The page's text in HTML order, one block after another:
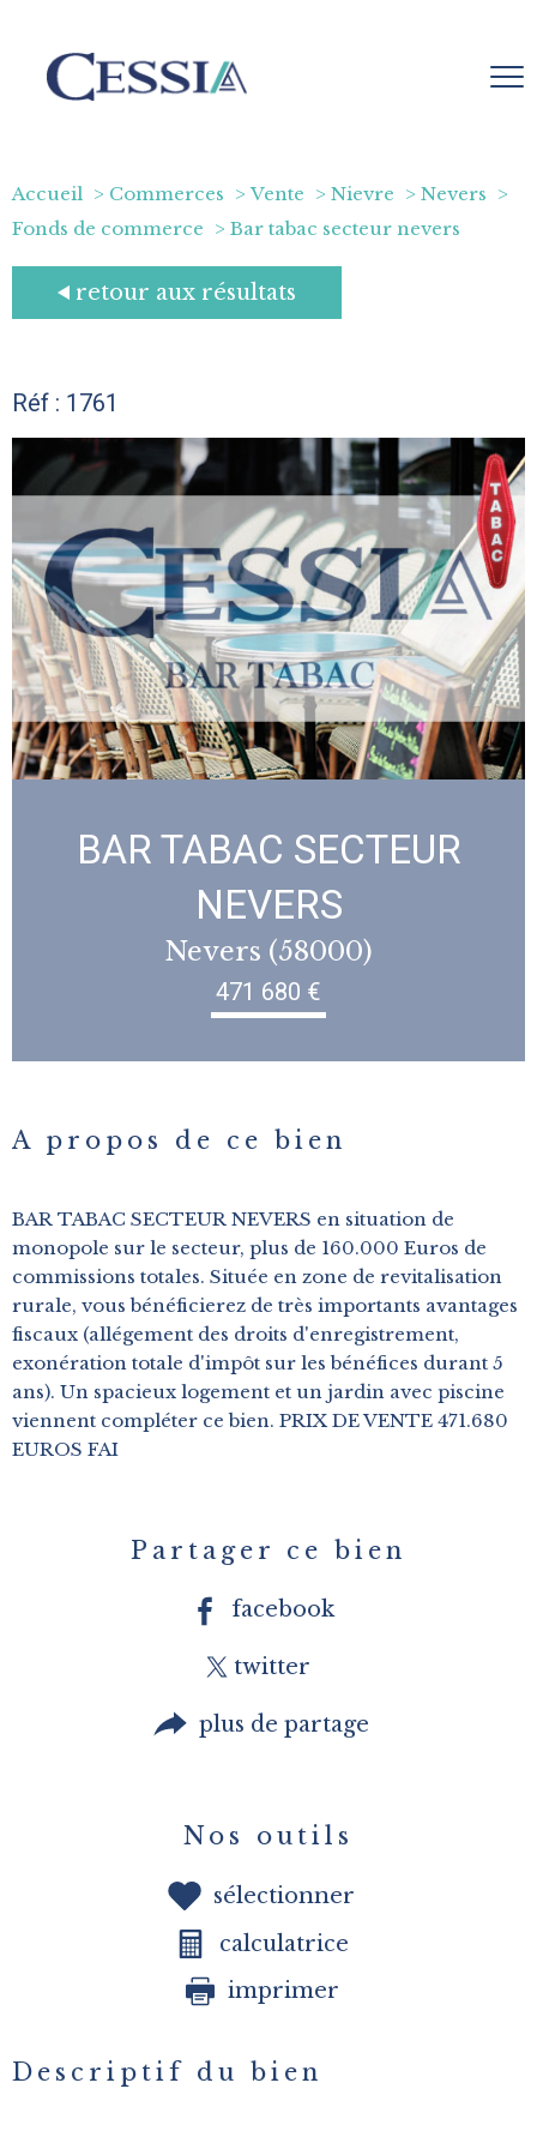
Accueil Commerces Vente Nievre
Nevers
Fonds de commerce
Bar tabac secteur nevers
retour aux résultats
Réf : 1761
BAR TABAC SECTEUR
NEVERS
Nevers (58000)
471 680 €
A propos de ce bien
BAR TABAC SECTEUR NEVERS en situation de
monopole sur le secteur, plus de 160.000 Euros de
commissions totales. Située en zone de revitalisation
rurale, vous bénéficierez de très importants avantages
fiscaux (allégement des droits d'enregistrement,
exonération totale d'impôt sur les bénéfices durant 5
ans). Un spacieux logement et un jardin avec piscine
viennent compléter ce bien. PRIX DE VENTE 471.680
EUROS FAI
Partager ce bien
facebook
twitter
plus de partage
Nos outils
sélectionner
calculatrice
imprimer
Descriptif du bien